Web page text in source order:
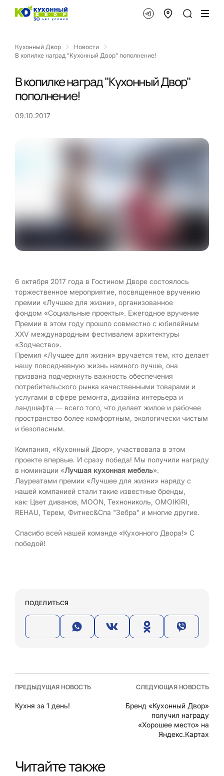
Кухонный Двор
Новости
В копилке наград "Кухонный Двор" пополнение!
В копилке наград "Кухонный Двор"
пополнение!
09.10.2017
6 октября 2017 года в Гостином Дворе состоялось
торжественное мероприятие, посвященное вручению
премии «Лучшее для жизни», организованное
фондом «Социальные проекты». Ежегодное вручение
Премии в этом году прошло совместно с юбилейным
XXV международным фестивалем архитектуры
«Зодчество».
Премия «Лучшее для жизни» вручается тем, кто делает
нашу повседневную жизнь намного лучше, она
призвана подчеркнуть важность обеспечения
потребительского рынка качественными товарами и
услугами в сфере ремонта, дизайна интерьера и
ландшафта — всего того, что делает жилое и рабочее
пространство более комфортным, экологически чистым
и безопасным.
Компания, «Кухонный Двор», участвовала в этом
проекте впервые. И сразу победа! Мы получили награду
в номинации «Лучшая кухонная мебель».
Лауреатами премии «Лучшее для жизни» наряду с
нашей компанией стали такие известные бренды,
как: Цвет диванов, MOON, Технониколь, OMOIKIRI,
REHAU, Терем, Фитнес&Спа "Зебра" и многие другие.
Спасибо всей нашей команде «Кухонного Двора!» С
победой!
ПОДЕЛИТЬСЯ
ПРЕДЫДУЩАЯ НОВОСТЬ
Кухня за 1 день!
СЛЕДУЮЩАЯ НОВОСТЬ
Бренд «Кухонный Двор»
получил награду
«Хорошее место» на
Яндекс.Картах
Читайте также